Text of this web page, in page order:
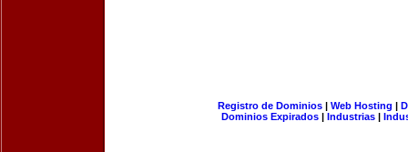
Registro de Dominios| Web Hosting |
Dominios Expirados | Industrias |